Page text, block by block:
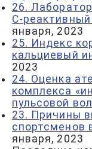
26.
С-
января, 2023
25. Индекс
кальциевый
2023
24. Оценка
комплекса
пульсовой
23. Причины
спортсменов
января, 2023